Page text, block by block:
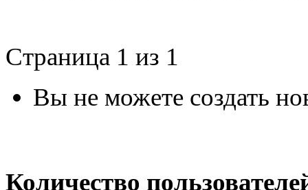
Страница 1 из 1
Вы не можете создать
Количество